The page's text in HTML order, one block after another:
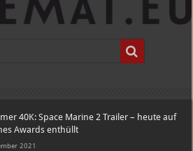
40K: Space Marine 2 Trailer – heute auf
Awards enthüllt
2021